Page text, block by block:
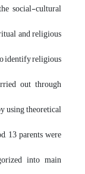
social-cultural
and religious
identify religious
out through
using theoretical
13 parents were
into main